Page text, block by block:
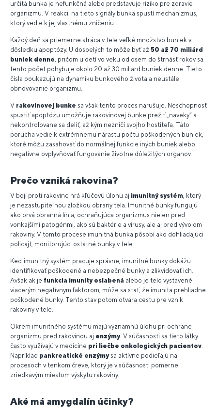
určitá bunka je nefunkčná alebo predstavuje riziko pre zdravie
organizmu. V reakcii na tieto signály bunka spustí mechanizmus,
ktorý vedie k jej vlastnému zničeniu.
Každý deň sa priemerne stráca v tele veľké množstvo buniek v
dôsledku apoptózy. U dospelých to môže byť až 50 až 70 miliárd
buniek denne , pričom u detí vo veku od osem do štrnásť rokov sa
tento počet pohybuje okolo 20 až 30 miliárd buniek denne. Tieto
čísla poukazujú na dynamiku bunkového života a neustále
obnovovanie organizmu.
V rakovinovej bunke sa však tento proces narušuje. Neschopnosť
spustiť apoptózu umožňuje rakovinovej bunke prežiť „naveky“ a
nekontrolovane sa deliť, až kým nezničí svojho hostiteľa. Táto
porucha vedie k extrémnemu nárastu počtu poškodených buniek,
ktoré môžu zasahovať do normálnej funkcie iných buniek alebo
negatívne ovplyvňovať fungovanie životne dôležitých orgánov.
Prečo vzniká rakovina?
V boji proti rakovine hrá kľúčovú úlohu aj imunitný systém , ktorý
je nezastupiteľnou zložkou obrany tela. Imunitné bunky fungujú
ako prvá obranná línia, ochraňujúca organizmus nielen pred
vonkajšími patogénmi, ako sú baktérie a vírusy, ale aj pred vývojom
rakoviny. V tomto procese imunitná bunka pôsobí ako dohliadajúci
policajt, monitorujúci ostatné bunky v tele.
Keď imunitný systém pracuje správne, imunitné bunky dokážu
identifikovať poškodené a nebezpečné bunky a zlikvidovať ich.
Avšak ak je funkcia imunity oslabená alebo je telo vystavené
viacerým negatívnym faktorom, môže sa stať, že imunita prehliadne
poškodené bunky. Tento stav potom otvára cestu pre vznik
rakoviny v tele.
Okrem imunitného systému majú významnú úlohu pri ochrane
organizmu pred rakovinou aj enzýmy. V súčasnosti sa tieto látky
často využívajú v medicíne pri liečbe onkologických pacientov
Napríklad pankreatické enzýmysa aktívne podieľajú na
procesoch v tenkom čreve, ktorý je v súčasnosti pomerne
zriedkavým miestom výskytu rakoviny.
Aké má amygdalín účinky?